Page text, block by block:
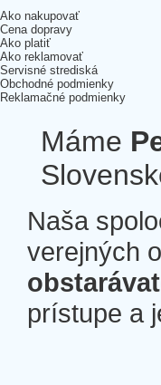
Ako nakupovať
Cena dopravy
Ako platiť
Ako reklamovať
Servisné strediská
Obchodné podmienky
Reklamačné podmienky
Máme
Naša
verejných
prístupe a